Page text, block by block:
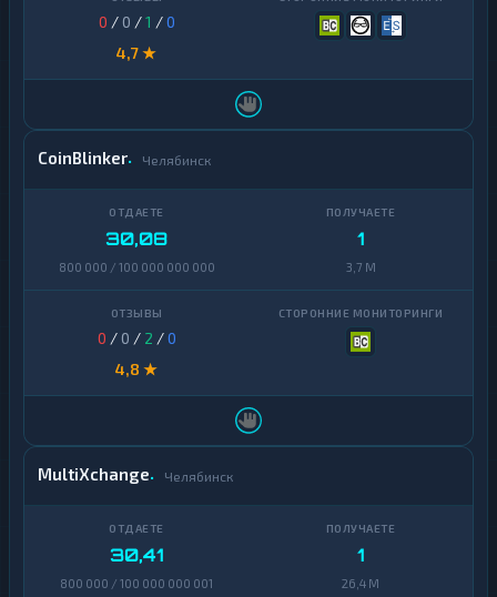
0 / 0 /1 /0
4,7 ★
CoinBlinker Челябинск
30,08
800 000 / 100 000 000 000
1
3,7 M
0 / 0 / 2 /0
4,8 ★
MultiXchange Челябинск
30,41
800 000 / 100 000 000 001
1
26,4 M